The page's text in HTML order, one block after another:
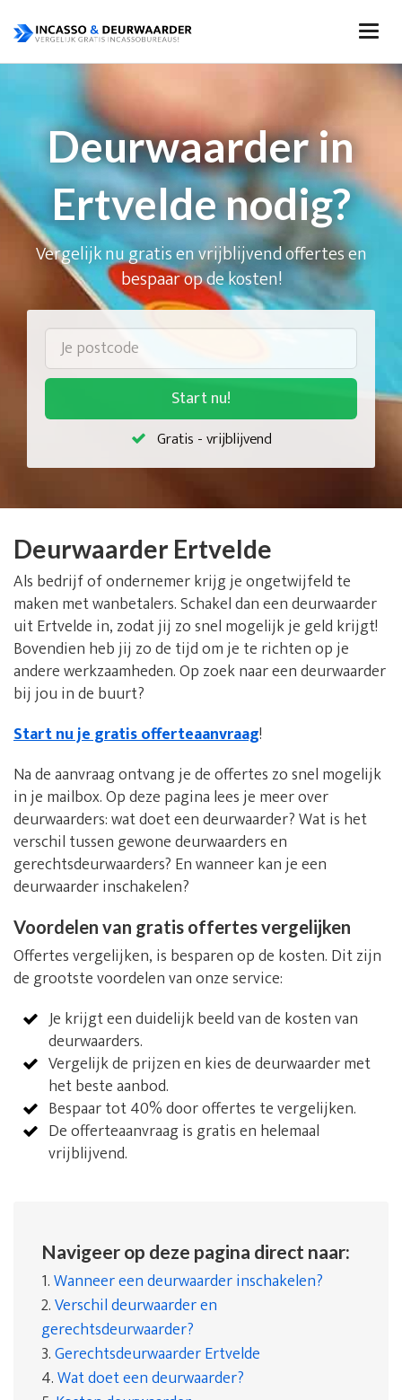
Deurwaarder in
Ertvelde nodig?
Vergelijk nu gratis en vrijblijvend offertes en
bespaar op de kosten!
Start nu!
Gratis - vrijblijvend
Deurwaarder Ertvelde
Als bedrijf of ondernemer krijg je ongetwijfeld te
maken met wanbetalers. Schakel dan een deurwaarder
uit Ertvelde in, zodat jij zo snel mogelijk je geld krijgt!
Bovendien heb jij zo de tijd om je te richten op je
andere werkzaamheden. Op zoek naar een deurwaarder
bij jou in de buurt?
Start nu je gratis offerteaanvraag!
Na de aanvraag ontvang je de offertes zo snel mogelijk
in je mailbox. Op deze pagina lees je meer over
deurwaarders: wat doet een deurwaarder? Wat is het
verschil tussen gewone deurwaarders en
gerechtsdeurwaarders? En wanneer kan je een
deurwaarder inschakelen?
Voordelen van gratis offertes vergelijken
Offertes vergelijken, is besparen op de kosten. Dit zijn
de grootste voordelen van onze service:
Je krijgt een duidelijk beeld van de kosten van
deurwaarders.
Vergelijk de prijzen en kies de deurwaarder met
het beste aanbod.
Bespaar tot 40% door offertes te vergelijken.
De offerteaanvraag is gratis en helemaal
vrijblijvend.
Navigeer op deze pagina direct naar:
1.Wanneer een deurwaarder inschakelen?
2.Verschil deurwaarder en
gerechtsdeurwaarder?
3.Gerechtsdeurwaarder Ertvelde
4.Wat doet een deurwaarder?